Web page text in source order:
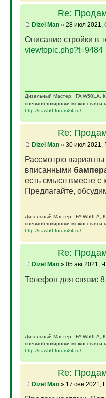
Re:
Dizel Man» 28 июл 2021,
Описание стройки в
viewtopic.php?t=9484
Дизельный Мастер. IFA W50LA,
пневмоблокировки межосевая и
http://ifaw50.forum24.ru/
Re:
Dizel Man» 30 июл 2021,
Рассмотрю
вписанными
есть смысл вместе с
Предлагайте,
Дизельный Мастер. IFA W50LA,
пневмоблокировки межосевая и
http://ifaw50.forum24.ru/
Re:
Dizel Man» 05 авг 2021,
Телефон для связи:
Дизельный Мастер. IFA W50LA,
пневмоблокировки межосевая и
http://ifaw50.forum24.ru/
Re:
Dizel Man» 17 сен 2021,